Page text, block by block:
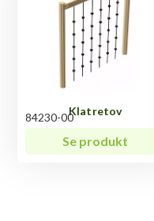
Klatretov
84230-00
Se produkt